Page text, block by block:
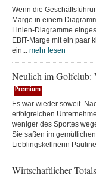
Wenn die
Marge in einem
Linien-Diagramme
EBIT-Marge mit ein paar
ein... mehr lesen
Neulich im Golfclub:
Premium
Es war wieder soweit.
erfolgreichen
weniger des Sportes
Sie saßen im
Lieblingskellnerin
Wirtschaftlicher